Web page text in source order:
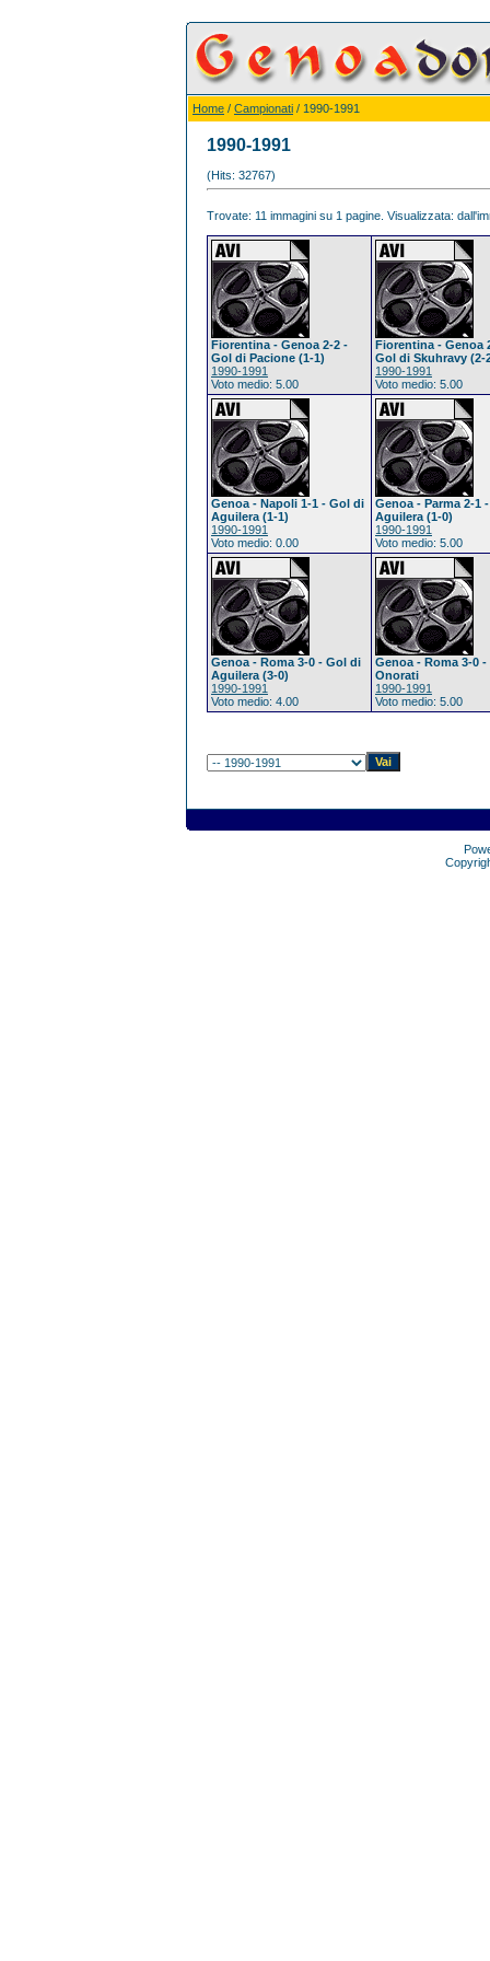
Home / Campionati / 1990-1991
1990-1991
(Hits: 32767)
Trovate: 11 immagini su 1 pagine. Visualizzata:
Fiorentina - Genoa 2-2 -
Gol di Pacione (1-1)
1990-1991
Voto medio: 5.00
Fiorentina - Genoa
Gol di Skuhravy (2-
1990-1991
Voto medio: 5.00
Genoa - Napoli 1-1 - Gol di
Aguilera (1-1)
1990-1991
Voto medio: 0.00
Genoa - Parma 2-1
Aguilera (1-0)
1990-1991
Voto medio: 5.00
Genoa - Roma 3-0 - Gol di
Aguilera (3-0)
1990-1991
Voto medio: 4.00
Genoa - Roma 3-0
Onorati
1990-1991
Voto medio: 5.00